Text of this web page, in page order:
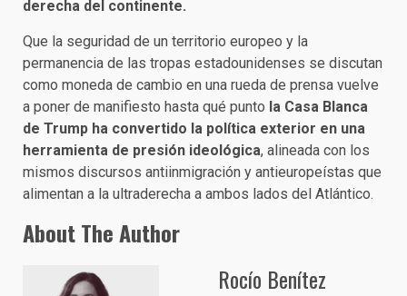
derecha del continente.
Que la seguridad de un territorio europeo y la
permanencia de las tropas estadounidenses se discutan
como moneda de cambio en una rueda de prensa vuelve
a poner de manifiesto hasta qué punto la Casa Blanca
de Trump ha convertido la política exterior en una
herramienta de presión ideológica, alineada con los
mismos discursos antiinmigración y antieuropeístas que
alimentan a la ultraderecha a ambos lados del Atlántico.
About The Author
Rocío Benítez